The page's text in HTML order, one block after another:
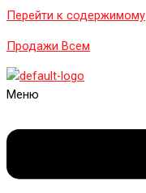
Перейти к содержимому
Продажи Всем
Меню